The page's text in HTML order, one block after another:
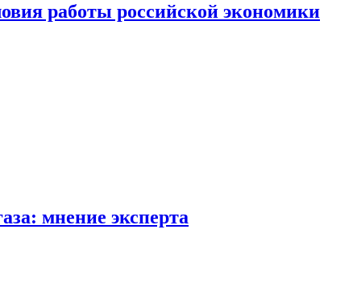
работы российской экономики
мнение эксперта